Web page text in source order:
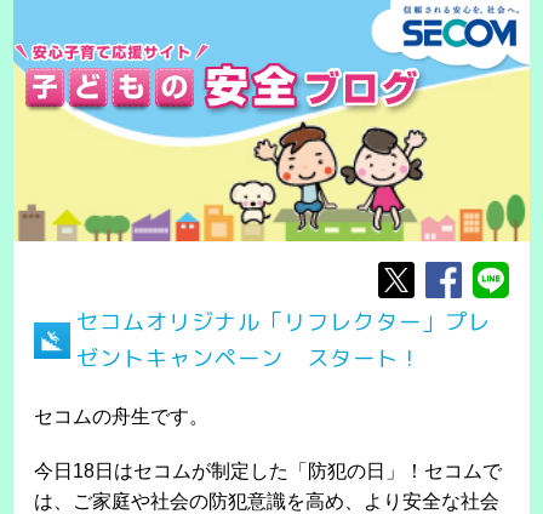
セコムオリジナル「リフレクター」プレ
ゼントキャンペーン スタート！
セコムの舟生です。
今日18日はセコムが制定した「防犯の日」！セコムで
は、ご家庭や社会の防犯意識を高め、より安全な社会